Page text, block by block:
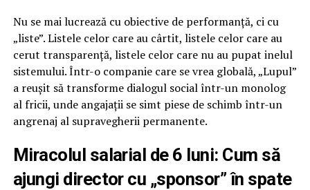
Nu se mai lucrează cu obiective de performanță, ci cu
„liste”. Listele celor care au cârtit, listele celor care au
cerut transparență, listele celor care nu au pupat inelul
sistemului. Într-o companie care se vrea globală, „Lupul”
a reușit să transforme dialogul social într-un monolog
al fricii, unde angajații se simt piese de schimb într-un
angrenaj al supravegherii permanente.
Miracolul salarial de 6 luni: Cum să
ajungi director cu „sponsor” în spate